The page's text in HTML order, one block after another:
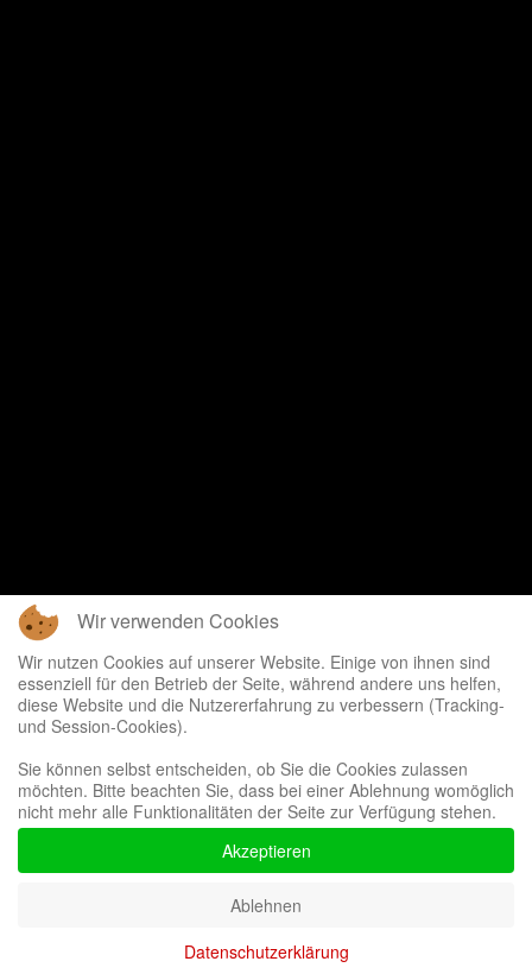
Wir verwenden Cookies
Wir nutzen Cookies auf unserer Website. Einige von ihnen sind
essenziell für den Betrieb der Seite, während andere uns helfen,
diese Website und die Nutzererfahrung zu verbessern (Tracking-
und Session-Cookies).
Sie können selbst entscheiden, ob Sie die Cookies zulassen
möchten. Bitte beachten Sie, dass bei einer Ablehnung womöglich
nicht mehr alle Funktionalitäten der Seite zur Verfügung stehen.
Akzeptieren
Ablehnen
Datenschutzerklärung